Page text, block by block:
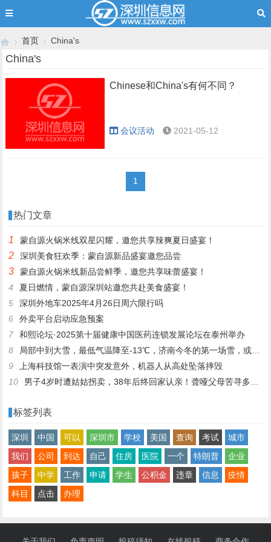
首页
›
China's
China's
Chinese和China's有何不同？
会议活动 2021-05-12
1
热门文章
1 蒙自源火锅米线双星闪耀，邀您共享辣爽夏日盛宴！
2 深圳美食狂欢季：蒙自源新品盛宴邀您品尝
3
蒙自源火锅米线新品尝鲜季，邀您共享味蕾盛宴！
4
夏日燃情，蒙自源深圳站邀您共赴美食盛宴！
5
深圳外地车2025年4月26日周六限行吗
6
外卖平台启动应急预案
7
和熙论坛·2025第十届健康中国医药连锁发展论坛在泰州举办
8
局部中到大雪，最低气温降至-13℃，济南今冬的第一场雪，或跟去年同一时间！
9
上海科技馆一表演中突发意外，机器人从高处坠落摔毁
10
男子4岁时遭姑姑拐卖，38年后终回家认亲！聋哑父母苦寻多年，母亲已抱憾离世丨红星寻人
标签列表
深圳 中国 可以 深圳市 学校 美国 查询 考试
城市
我们
公司 到达 自己 住房 医院 一个 特朗普
企业
孩子
中学 工作 申请 学生 公积金 违章 信息
疫情
科目
点击 办理